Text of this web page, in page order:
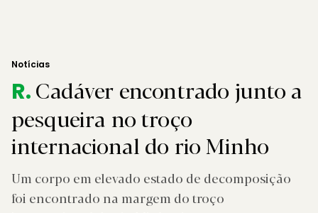
Notícias
R.Cadáver encontrado junto a
pesqueira no troço
internacional do rio Minho
Um corpo em elevado estado de decomposição
foi encontrado na margem do troço